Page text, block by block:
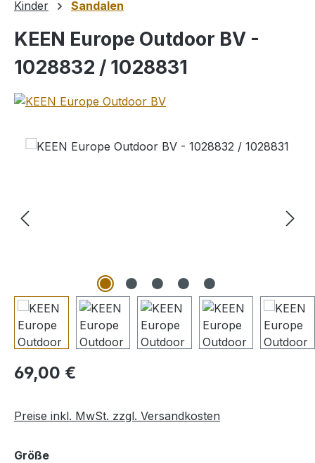
Kinder Sandalen
KEEN Europe Outdoor BV -
1028832 / 1028831
Bildergalerie überspringen
Regulärer Preis:
69,00 €
Preise inkl. MwSt. zzgl. Versandkosten
Größeauswählen